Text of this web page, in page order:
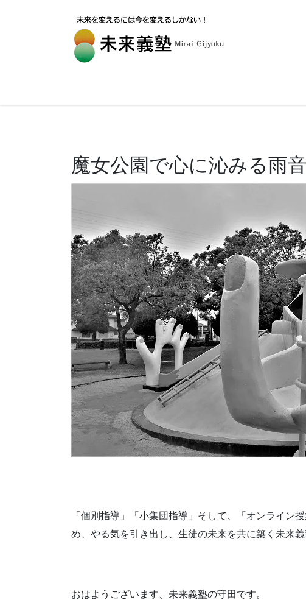
魔女公園で心に沁みる雨
「個別指導」「小集団指導」そして、「オンライン
め、やる気を引き出し、生徒の未来を共に築く未来義
おはようございます、未来義塾の守田です。